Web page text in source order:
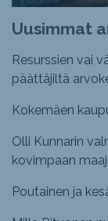
Uusimmat
Resurssien vai
päättäjiltä
Kokemäen
Olli Kunnarin
kovimpaan
Poutainen ja